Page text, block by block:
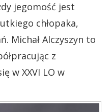
jegomość jest
chłopaka,
Michał Alczyszyn to
z
w XXVI LO w